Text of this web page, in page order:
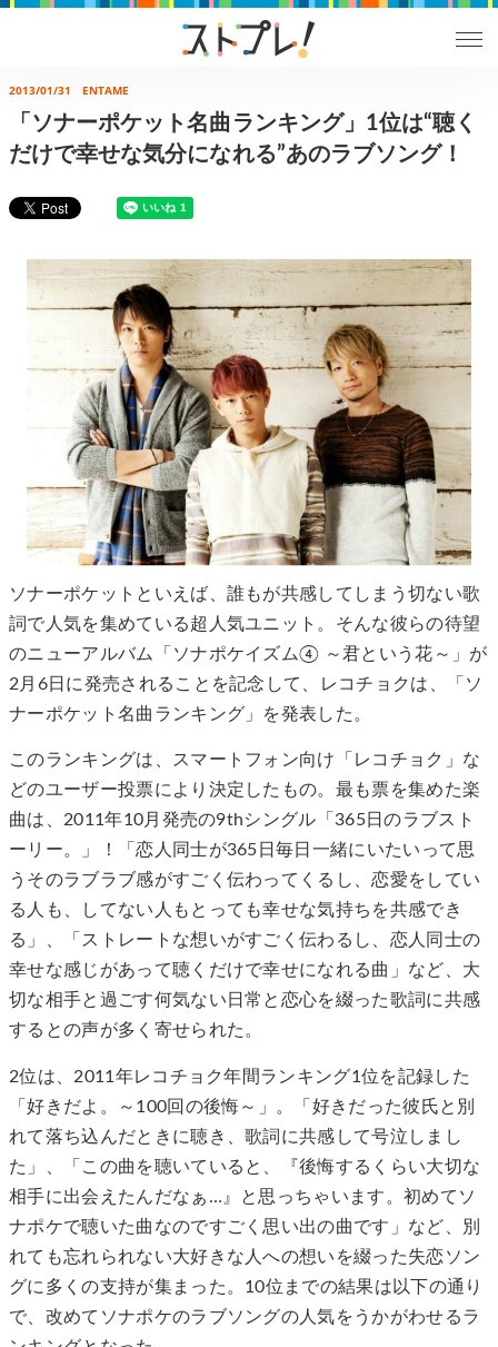
2013/01/31 ENTAME
「ソナーポケット名曲ランキング」1位は“聴く
だけで幸せな気分になれる”あのラブソング！
ソナーポケットといえば、誰もが共感してしまう切ない歌
詞で人気を集めている超人気ユニット。そんな彼らの待望
のニューアルバム「ソナポケイズム④ ～君という花～」が
2月6日に発売されることを記念して、レコチョクは、「ソ
ナーポケット名曲ランキング」を発表した。
このランキングは、スマートフォン向け「レコチョク」な
どのユーザー投票により決定したもの。最も票を集めた楽
曲は、2011年10月発売の9thシングル「365日のラブスト
ーリー。」！「恋人同士が365日毎日一緒にいたいって思
うそのラブラブ感がすごく伝わってくるし、恋愛をしてい
る人も、してない人もとっても幸せな気持ちを共感でき
る」、「ストレートな想いがすごく伝わるし、恋人同士の
幸せな感じがあって聴くだけで幸せになれる曲」など、大
切な相手と過ごす何気ない日常と恋心を綴った歌詞に共感
するとの声が多く寄せられた。
2位は、2011年レコチョク年間ランキング1位を記録した
「好きだよ。～100回の後悔～」。「好きだった彼氏と別
れて落ち込んだときに聴き、歌詞に共感して号泣しまし
た」、「この曲を聴いていると、『後悔するくらい大切な
相手に出会えたんだなぁ…』と思っちゃいます。初めてソ
ナポケで聴いた曲なのですごく思い出の曲です」など、別
れても忘れられない大好きな人への想いを綴った失恋ソン
グに多くの支持が集まった。10位までの結果は以下の通り
で、改めてソナポケのラブソングの人気をうかがわせるラ